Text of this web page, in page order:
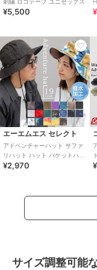
¥5,500
エーエムエス セレクト
アドベンチャーハット サファ
リハット ハット バケットハッ
ト 撥水 帽子 水陸両用 UVカッ
¥2,970
サイズ調整可能